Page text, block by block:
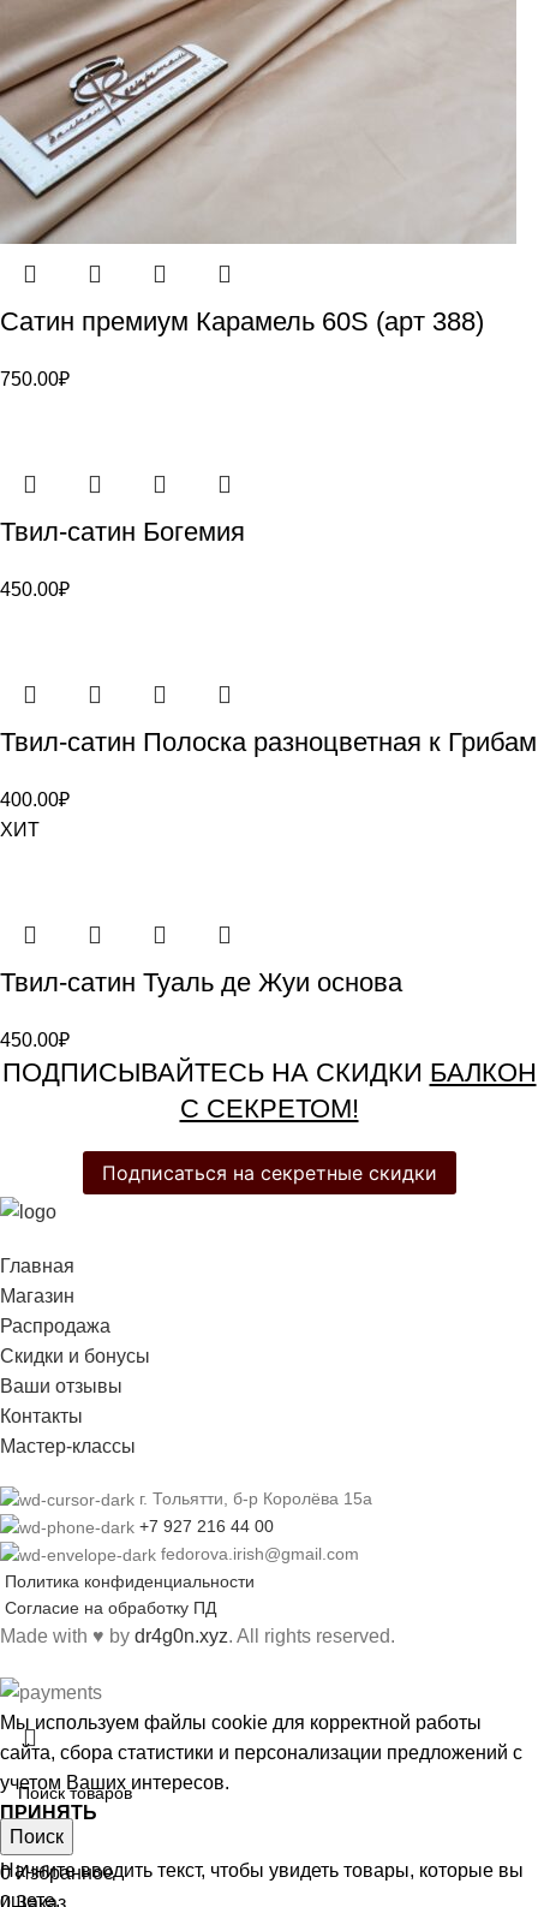
Сатин премиум Карамель 60S (арт 388)
750.00₽
Твил-сатин Богемия
450.00₽
Твил-сатин Полоска разноцветная к Грибам
400.00₽
ХИТ
Твил-сатин Туаль де Жуи основа
450.00₽
ПОДПИСЫВАЙТЕСЬ НА СКИДКИ БАЛКОН
С СЕКРЕТОМ!
Подписаться на секретные скидки
Главная
Магазин
Распродажа
Cкидки и бонусы
Ваши отзывы
Контакты
Мастер-классы
г. Тольятти, б-р Королёва 15а
+7 927 216 44 00
fedorova.irish@gmail.com
Политика конфиденциальности
Согласие на обработку ПД
Made with ♥ by dr4g0n.xyz. All rights reserved.
Поиск
Начните вводить текст, чтобы увидеть товары, которые вы
ищете.
Мы используем файлы cookie для корректной работы
сайта, сбора статистики и персонализации предложений с
учетом Ваших интересов.
ПРИНЯТЬ
Магазин
0Избранное
0Заказ